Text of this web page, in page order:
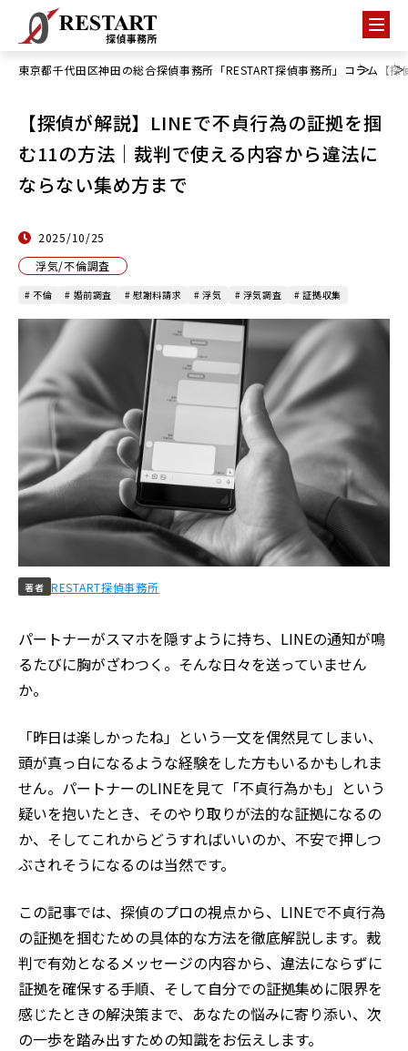
東京都千代田区神田の総合探偵事務所「RESTART探偵事務所」 コラム 【
【探偵が解説】LINEで不貞行為の証拠を掴
む11の方法｜裁判で使える内容から違法に
ならない集め方まで
2025/10/25
浮気/不倫調査
# 不倫 # 婚前調査 # 慰謝料請求 # 浮気 # 浮気調査 # 証拠収集
著者 RESTART探偵事務所
パートナーがスマホを隠すように持ち、LINEの通知が鳴
るたびに胸がざわつく。そんな日々を送っていません
か。
「昨日は楽しかったね」という一文を偶然見てしまい、
頭が真っ白になるような経験をした方もいるかもしれま
せん。パートナーのLINEを見て「不貞行為かも」という
疑いを抱いたとき、そのやり取りが法的な証拠になるの
か、そしてこれからどうすればいいのか、不安で押しつ
ぶされそうになるのは当然です。
この記事では、探偵のプロの視点から、LINEで不貞行為
の証拠を掴むための具体的な方法を徹底解説します。裁
判で有効となるメッセージの内容から、違法にならずに
証拠を確保する手順、そして自分での証拠集めに限界を
感じたときの解決策まで、あなたの悩みに寄り添い、次
の一歩を踏み出すための知識をお伝えします。